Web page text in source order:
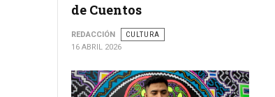
de Cuentos
REDACCIÓN
CULTURA
16 ABRIL 2026